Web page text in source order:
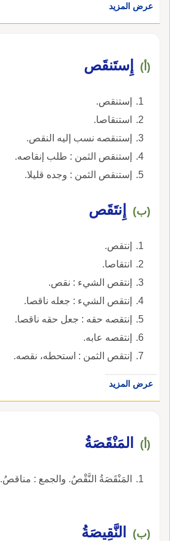
عرض المزيد
(أ) إِستَنقَص
إستنقص.
استنقاصا.
إستنقصه نسب إليه النقص.
إستنقص الثمن : طلب إنقاصه.
إستنقص الثمن : وجده قليلا.
(ب) إِنتَقَص
إنتقص.
انتقاصا.
إنتقص الشيء : نقص.
إنتقص الشيء : جعله ناقصا.
إنتقصه حقه : جعل حقه ناقصا.
إنتقصه عابه.
إنتقص الثمن : استحطه، نقصه.
عرض المزيد
(أ) المَنْقَصَةُ
المَنْقَصَةُ النَّقْصُ. والجمع : مناقصُ.
(ب) النَّقِيصَةُ